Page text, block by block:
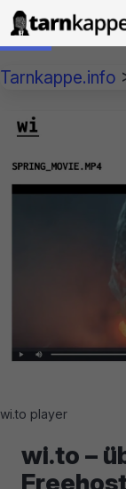
Tarnkappe.info
wi.to player
wi.to –